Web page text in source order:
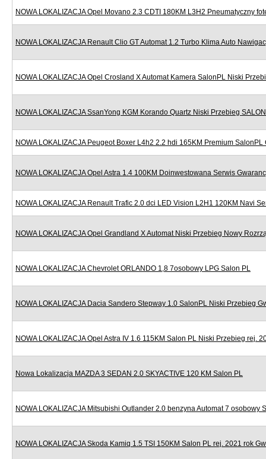
NOWA LOKALIZACJA Opel Movano 2.3 CDTI 180KM L3H2 Pneumatyczny
NOWA LOKALIZACJA Renault Clio GT Automat 1.2 Turbo Klima Auto
NOWA LOKALIZACJA Opel Crosland X Automat Kamera SalonPL Niski
NOWA LOKALIZACJA SsanYong KGM Korando Quartz Niski Przebieg
NOWA LOKALIZACJA Peugeot Boxer L4h2 2.2 hdi 165KM Premium
NOWA LOKALIZACJA Opel Astra 1.4 100KM Doinwestowana Serwis
NOWA LOKALIZACJA Renault Trafic 2.0 dci LED Vision L2H1 120KM Navi
NOWA LOKALIZACJA Opel Grandland X Automat Niski Przebieg Nowy
NOWA LOKALIZACJA Chevrolet ORLANDO 1,8 7osobowy LPG Salon PL
NOWA LOKALIZACJA Dacia Sandero Stepway 1.0 SalonPL Niski Przebieg
NOWA LOKALIZACJA Opel Astra IV 1.6 115KM Salon PL Niski Przebieg rej.
Nowa Lokalizacja MAZDA 3 SEDAN 2.0 SKYACTIVE 120 KM Salon PL
NOWA LOKALIZACJA Mitsubishi Outlander 2.0 benzyna Automat 7 osobowy
NOWA LOKALIZACJA Skoda Kamiq 1.5 TSI 150KM Salon PL rej. 2021 rok